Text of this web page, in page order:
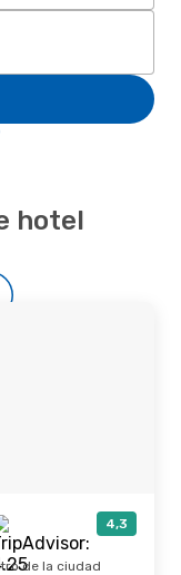
hotel
4,3
de la ciudad